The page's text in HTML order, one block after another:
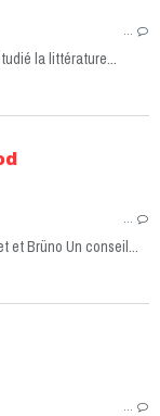
…
la littérature...
…
et Brüno Un conseil...
…